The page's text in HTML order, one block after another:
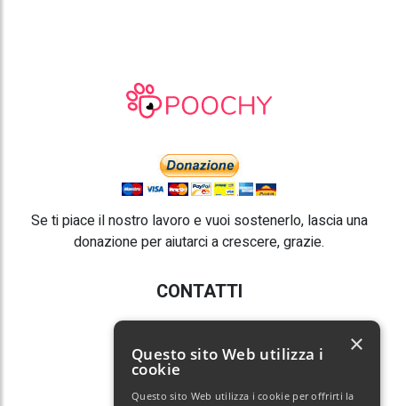
Se ti piace il nostro lavoro e vuoi sostenerlo, lascia una
donazione per aiutarci a crescere, grazie.
CONTATTI
E-mail:info@poochy.it
Questo sito Web utilizza i
cookie
Questo sito Web utilizza i cookie per offrirti la
×